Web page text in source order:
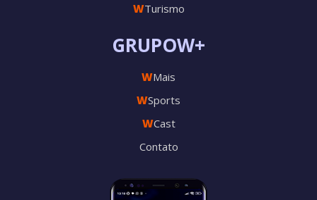
GRUPOW+
WMais
WSports
WCast
Contato
WTurismo